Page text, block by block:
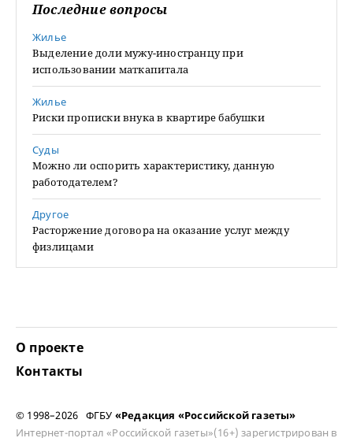
Последние вопросы
Жилье
Выделение доли мужу-иностранцу при
использовании маткапитала
Жилье
Риски прописки внука в квартире бабушки
Суды
Можно ли оспорить характеристику, данную
работодателем?
Другое
Расторжение договора на оказание услуг между
физлицами
О проекте
Контакты
© 1998–2026 ФГБУ «Редакция «Российской газеты»
Интернет-портал «Российской газеты»(16+) зарегистрирован в